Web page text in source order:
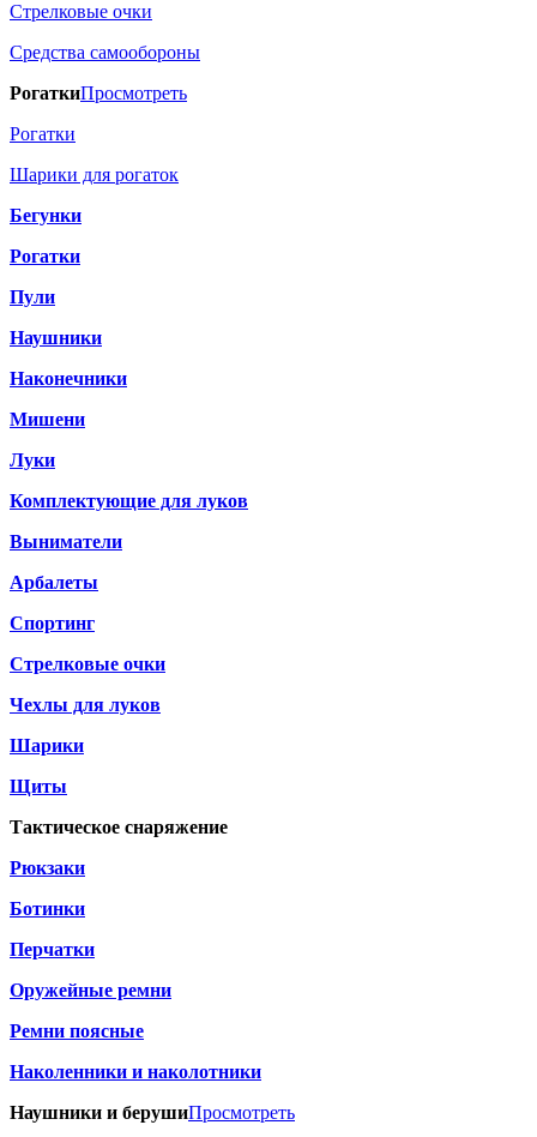
Стрелковые очки
Средства самообороны
РогаткиПросмотреть
Рогатки
Шарики для рогаток
Бегунки
Рогатки
Пули
Наушники
Наконечники
Мишени
Луки
Комплектующие для луков
Выниматели
Арбалеты
Спортинг
Стрелковые очки
Чехлы для луков
Шарики
Щиты
Тактическое снаряжение
Рюкзаки
Ботинки
Перчатки
Оружейные ремни
Ремни поясные
Наколенники и наколотники
Наушники и берушиПросмотреть